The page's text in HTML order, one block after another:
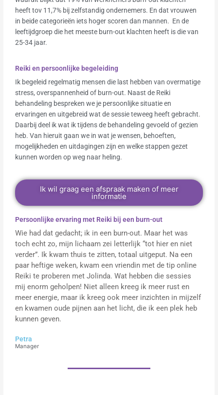
heeft tov 11,7% bij zelfstandig ondernemers. En dat vrouwen
in beide categorieën iets hoger scoren dan mannen. En de
leeftijdgroep die het meeste burn-out klachten heeft is die van
25-34 jaar.
Reiki en persoonlijke begeleiding
Ik begeleid regelmatig mensen die last hebben van overmatige
stress, overspannenheid of burn-out. Naast de Reiki
behandeling bespreken we je persoonlijke situatie en
ervaringen en uitgebreid wat de sessie teweeg heeft gebracht.
Daarbij deel ik wat ik tijdens de behandeling gevoeld of gezien
heb. Van hieruit gaan we in wat je wensen, behoeften,
mogelijkheden en uitdagingen zijn en welke stappen gezet
kunnen worden op weg naar heling.
Ik wil graag een afspraak maken of meer
informatie
Persoonlijke ervaring met Reiki bij een burn-out
Wie had dat gedacht; ik in een burn-out. Maar het was
toch echt zo, mijn lichaam zei letterlijk “tot hier en niet
verder”. Ik kwam thuis te zitten, totaal uitgeput. Na een
paar heftige weken, kwam een vriendin met de tip online
Reiki te proberen met Jolinda. Wat hebben die sessies
mij enorm geholpen! Niet alleen kreeg ik meer rust en
meer energie, maar ik kreeg ook meer inzichten in mijzelf
en kwamen oude pijnen aan het licht, die ik een plek heb
kunnen geven.
Petra
Manager